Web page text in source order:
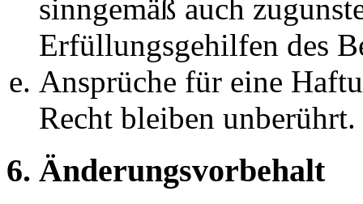
sinngemäß auch
Erfüllungsgehilfen des
Ansprüche für eine
Recht bleiben unberührt.
6. Änderungsvorbehalt